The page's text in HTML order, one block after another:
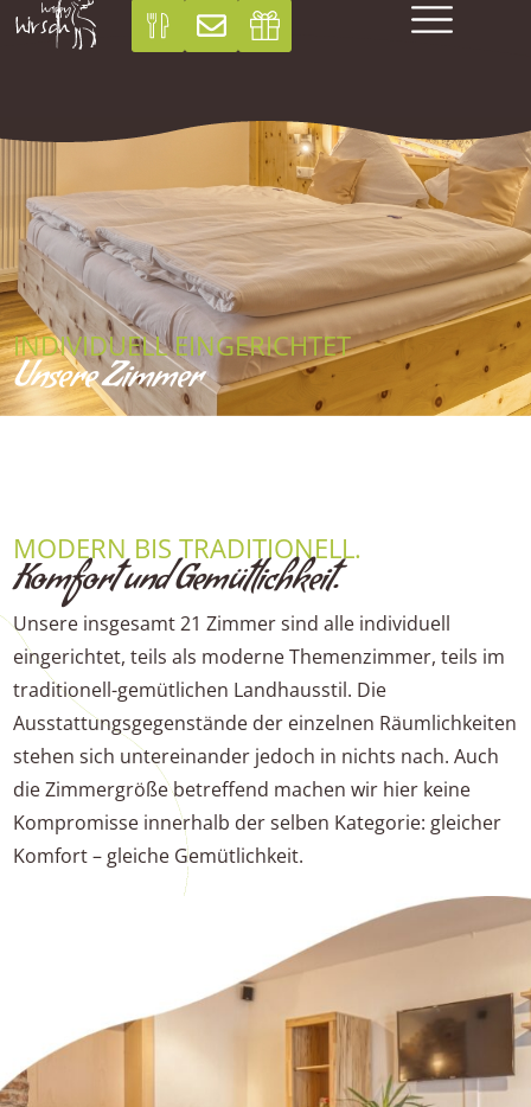
INDIVIDUELL EINGERICHTET
Unsere Zimmer
MODERN BIS TRADITIONELL.
Komfort und Gemütlichkeit.
Unsere insgesamt 21 Zimmer sind alle individuell
eingerichtet, teils als moderne Themenzimmer, teils im
traditionell-gemütlichen Landhausstil. Die
Ausstattungsgegenstände der einzelnen Räumlichkeiten
stehen sich untereinander jedoch in nichts nach. Auch
die Zimmergröße betreffend machen wir hier keine
Kompromisse innerhalb der selben Kategorie: gleicher
Komfort – gleiche Gemütlichkeit.